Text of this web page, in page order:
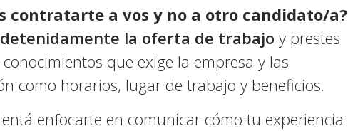
contratarte a vos y no a otro candidato/a?
la oferta de trabajo y prestes
que exige la empresa y las
como horarios, lugar de trabajo y beneficios.
enfocarte en comunicar cómo tu experiencia